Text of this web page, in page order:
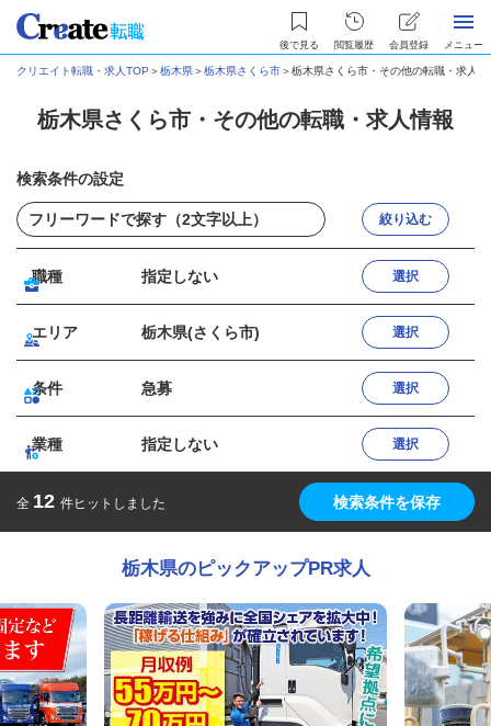
後で見る 閲覧履歴 会員登録 メニュー
クリエイト転職・求人TOP ＞栃木県＞栃木県さくら市＞栃木県さくら市・その他の転職・求人情
栃木県さくら市・その他の転職・求人情報
検索条件の設定
絞り込む
職種 指定しない 選択
エリア 栃木県(さくら市) 選択
条件 急募 選択
業種 指定しない 選択
全 12 件ヒットしました 検索条件を保存
栃木県のピックアップPR求人